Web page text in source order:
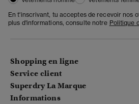
En t'inscrivant, tu acceptes de recevoir nos
plus d'informations, consulte notre Politique
Shopping en ligne
Service client
Superdry La Marque
Informations